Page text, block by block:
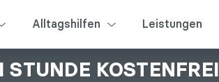
Alltagshilfen Leistungen
STUNDE KOSTENFREI